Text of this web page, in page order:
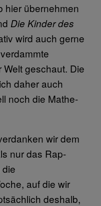
hier übernehmen
Die Kinder des
wird auch gerne
geschaut. Die
daher auch
noch die Mathe-
wir dem
nur das Rap-
auf die wir
deshalb,